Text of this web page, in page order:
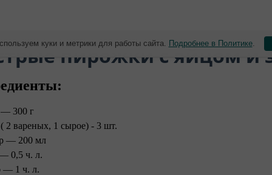
пирожки с яйцом и
— 300 г
2 вареных, 1 сырое) - 3 шт.
— 200 мл
0,5 ч. л.
— 1 ч. л.
куки и метрики для работы сайта. Подробнее в Политике.